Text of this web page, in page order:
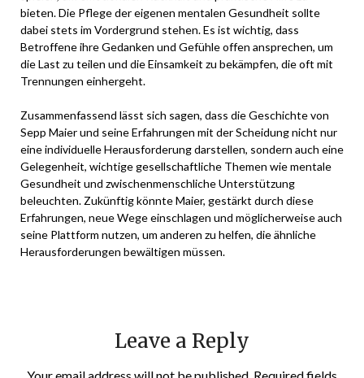
bieten. Die Pflege der eigenen mentalen Gesundheit sollte
dabei stets im Vordergrund stehen. Es ist wichtig, dass
Betroffene ihre Gedanken und Gefühle offen ansprechen, um
die Last zu teilen und die Einsamkeit zu bekämpfen, die oft mit
Trennungen einhergeht.
Zusammenfassend lässt sich sagen, dass die Geschichte von
Sepp Maier und seine Erfahrungen mit der Scheidung nicht nur
eine individuelle Herausforderung darstellen, sondern auch eine
Gelegenheit, wichtige gesellschaftliche Themen wie mentale
Gesundheit und zwischenmenschliche Unterstützung
beleuchten. Zukünftig könnte Maier, gestärkt durch diese
Erfahrungen, neue Wege einschlagen und möglicherweise auch
seine Plattform nutzen, um anderen zu helfen, die ähnliche
Herausforderungen bewältigen müssen.
Leave a Reply